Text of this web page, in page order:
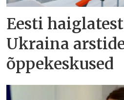
Eesti
Ukraina
õppekeskused